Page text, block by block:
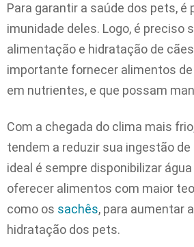
Para garantir a saúde dos pets, é
imunidade deles. Logo, é preciso
alimentação e hidratação de
importante fornecer alimentos de
em nutrientes, e que possam
Com a chegada do clima mais
tendem a reduzir sua ingestão de
ideal é sempre disponibilizar
oferecer alimentos com maior
como os sachês, para aumentar
hidratação dos pets.